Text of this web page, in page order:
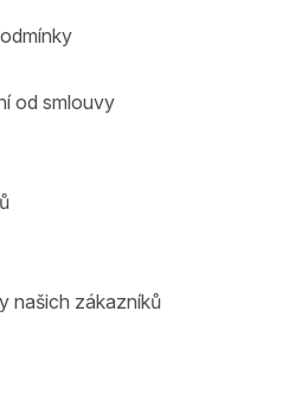
od smlouvy
našich zákazníků